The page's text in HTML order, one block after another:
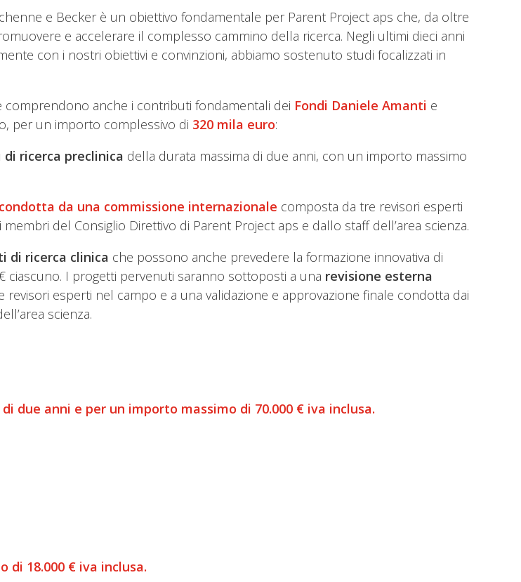
e Becker è un obiettivo fondamentale per Parent Project aps che, da oltre
e accelerare il complesso cammino della ricerca. Negli ultimi dieci anni
con i nostri obiettivi e convinzioni, abbiamo sostenuto studi focalizzati in
comprendono anche i contributi fondamentali dei Fondi Daniele Amanti e
per un importo complessivo di 320 mila euro:
ricerca preclinica della durata massima di due anni, con un importo massimo
da una commissione internazionale composta da tre revisori esperti
del Consiglio Direttivo di Parent Project aps e dallo staff dell’area scienza.
di ricerca clinica che possono anche prevedere la formazione innovativa di
I progetti pervenuti saranno sottoposti a una revisione esterna
revisori esperti nel campo e a una validazione e approvazione finale condotta dai
scienza.
due anni e per un importo massimo di 70.000 € iva inclusa.
18.000 € iva inclusa.